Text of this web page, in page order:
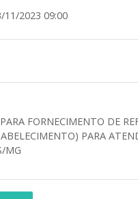
11/2023 09:00
FORNECIMENTO DE
PARA
MG